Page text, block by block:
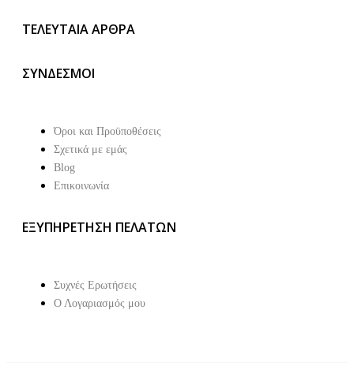
ΤΕΛΕΥΤΑΙΑ ΑΡΘΡΑ
ΣΥΝΔΕΣΜΟΙ
Όροι και Προϋποθέσεις
Σχετικά με εμάς
Blog
Επικοινωνία
ΕΞΥΠΗΡΕΤΗΣΗ ΠΕΛΑΤΩΝ
Συχνές Ερωτήσεις
Ο Λογαριασμός μου